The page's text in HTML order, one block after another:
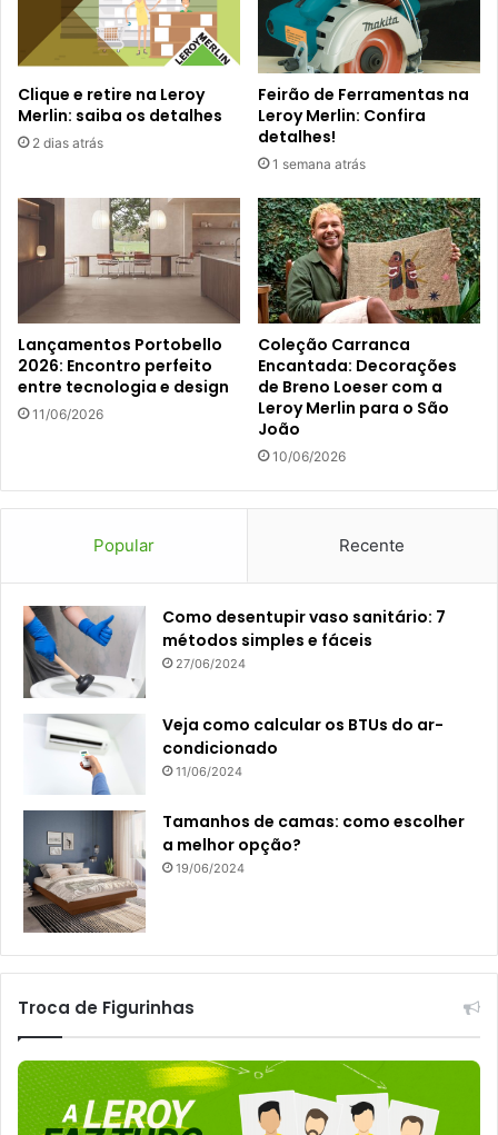
Clique e retire na Leroy
Merlin: saiba os detalhes
2 dias atrás
Feirão de Ferramentas na
Leroy Merlin: Confira
detalhes!
1 semana atrás
Lançamentos Portobello
2026: Encontro perfeito
entre tecnologia e design
11/06/2026
Coleção Carranca
Encantada: Decorações
de Breno Loeser com a
Leroy Merlin para o São
João
10/06/2026
Popular Recente
Como desentupir vaso sanitário: 7
métodos simples e fáceis
27/06/2024
Veja como calcular os BTUs do ar-
condicionado
11/06/2024
Tamanhos de camas: como escolher
a melhor opção?
19/06/2024
Troca de Figurinhas